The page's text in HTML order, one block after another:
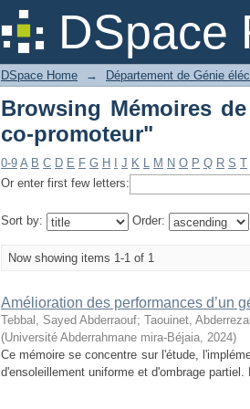
DSpace
Browsing Mémoires
DSpace Home → Département de Génie
Browsing Mémoires
co-promoteur"
0-9 A B C D E F G H J K L M N O P Q R S T
Or enter first few letters:
Sort by: Order:
Now showing items 1-1 of 1
Amélioration des performances d’un
Tebbal, Sayed Abderraouf; Taouinet,
(Université Abderrahmane mira-Béjaia, 2024)
Ce mémoire se concentre sur l'étude,
d'ensoleillement uniforme et d'ombrage